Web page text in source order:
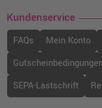
o.
inkl.
o.
Kundenservice
FAQs Mein Konto
Gutscheinbedingungen
SEPA-Lastschrift